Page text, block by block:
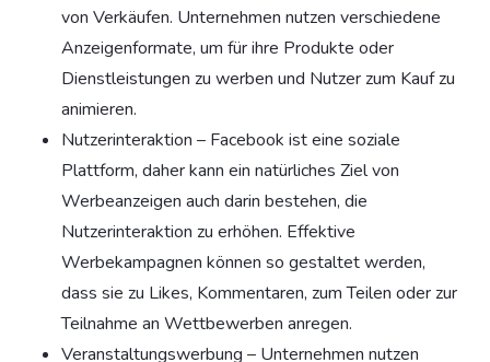
von Verkäufen. Unternehmen nutzen verschiedene
Anzeigenformate, um für ihre Produkte oder
Dienstleistungen zu werben und Nutzer zum Kauf zu
animieren.
Nutzerinteraktion – Facebook ist eine soziale
Plattform, daher kann ein natürliches Ziel von
Werbeanzeigen auch darin bestehen, die
Nutzerinteraktion zu erhöhen. Effektive
Werbekampagnen können so gestaltet werden,
dass sie zu Likes, Kommentaren, zum Teilen oder zur
Teilnahme an Wettbewerben anregen.
Veranstaltungswerbung – Unternehmen nutzen